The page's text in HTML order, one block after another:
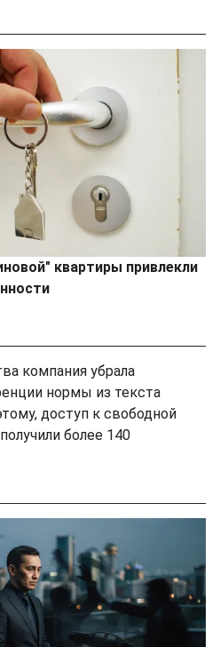
квартиры привлекли
компания убрала
нормы из текста
доступ к свободной
более 140